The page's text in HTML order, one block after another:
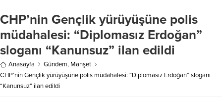
İçin Orman Yangını Acil Eylem
Planı” hazırladı. Sadece yangın
anını değil, sonrası ve...
Cumhurbaşkanı Erdoğan’ın
konuşmasından satır başları şu
şekilde: “Amerika’daki Türk
toplumunun dayanışma ruhu ve
birlik içerisinde hareket ettiklerini...
CHP’nin Gençlik yürüyüşüne polis
müdahalesi: “Diplomasız Erdoğan”
sloganı “Kanunsuz” ilan edildi
Anasayfa Gündem, Manşet
CHP’nin Gençlik yürüyüşüne polis müdahalesi: “Diplomasız Erdoğan” sloganı
“Kanunsuz” ilan edildi